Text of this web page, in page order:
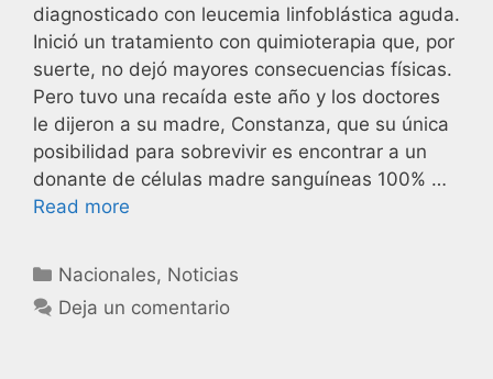
diagnosticado con leucemia linfoblástica aguda.
Inició un tratamiento con quimioterapia que, por
suerte, no dejó mayores consecuencias físicas.
Pero tuvo una recaída este año y los doctores
le dijeron a su madre, Constanza, que su única
posibilidad para sobrevivir es encontrar a un
donante de células madre sanguíneas 100% …
Read more
Nacionales, Noticias
Deja un comentario